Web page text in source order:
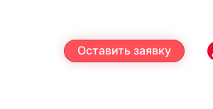
Оставить заявку